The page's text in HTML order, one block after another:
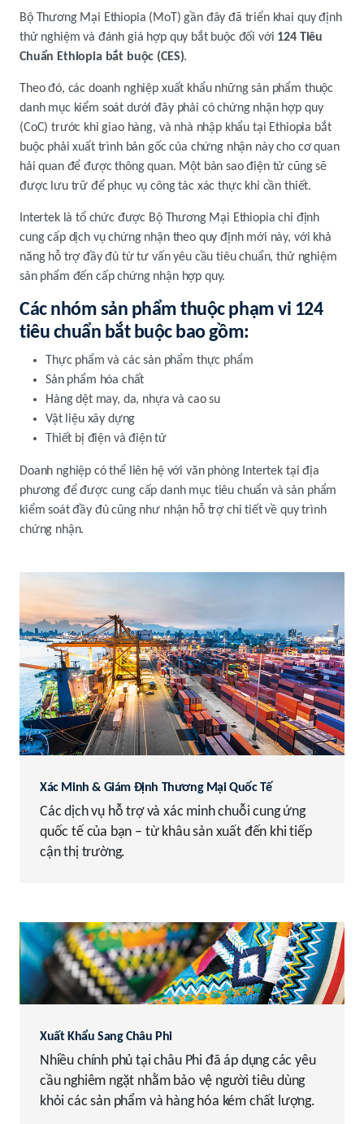
Bộ Thương Mại Ethiopia (MoT) gần đây đã triển khai quy định
thử nghiệm và đánh giá hợp quy bắt buộc đối với 124 Tiêu
Chuẩn Ethiopia bắt buộc (CES).
Theo đó, các doanh nghiệp xuất khẩu những sản phẩm thuộc
danh mục kiểm soát dưới đây phải có chứng nhận hợp quy
(CoC) trước khi giao hàng, và nhà nhập khẩu tại Ethiopia bắt
buộc phải xuất trình bản gốc của chứng nhận này cho cơ quan
hải quan để được thông quan. Một bản sao điện tử cũng sẽ
được lưu trữ để phục vụ công tác xác thực khi cần thiết.
Intertek là tổ chức được Bộ Thương Mại Ethiopia chỉ định
cung cấp dịch vụ chứng nhận theo quy định mới này, với khả
năng hỗ trợ đầy đủ từ tư vấn yêu cầu tiêu chuẩn, thử nghiệm
sản phẩm đến cấp chứng nhận hợp quy.
Các nhóm sản phẩm thuộc phạm vi 124
tiêu chuẩn bắt buộc bao gồm:
Thực phẩm và các sản phẩm thực phẩm
Sản phẩm hóa chất
Hàng dệt may, da, nhựa và cao su
Vật liệu xây dựng
Thiết bị điện và điện tử
Doanh nghiệp có thể liên hệ với văn phòng Intertek tại địa
phương để được cung cấp danh mục tiêu chuẩn và sản phẩm
kiểm soát đầy đủ cũng như nhận hỗ trợ chi tiết về quy trình
chứng nhận.
Xác Minh & Giám Định Thương Mại Quốc Tế
Các dịch vụ hỗ trợ và xác minh chuỗi cung ứng
quốc tế của bạn – từ khâu sản xuất đến khi tiếp
cận thị trường.
Xuất Khẩu Sang Châu Phi
Nhiều chính phủ tại châu Phi đã áp dụng các yêu
cầu nghiêm ngặt nhằm bảo vệ người tiêu dùng
khỏi các sản phẩm và hàng hóa kém chất lượng.